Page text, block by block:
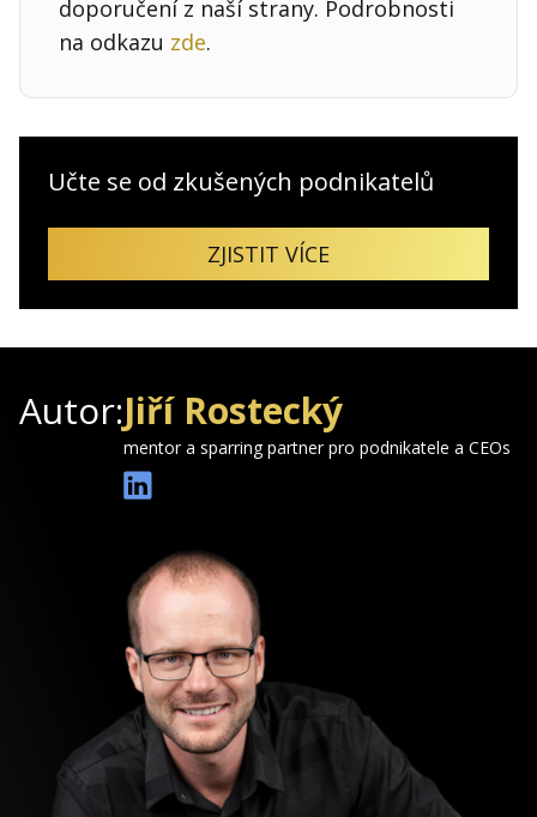
doporučení z naší strany. Podrobnosti
na odkazu zde.
Učte se od zkušených podnikatelů
ZJISTIT VÍCE
Autor:Jiří Rostecký
mentor a sparring partner pro podnikatele a CEOs